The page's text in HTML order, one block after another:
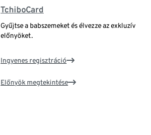
TchiboCard
Gyűjtse a babszemeket és élvezze az exkluzív
előnyöket.
Ingyenes regisztráció
Előnyök megtekintése